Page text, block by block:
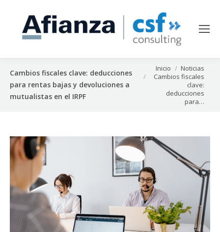
Cambios fiscales clave: deducciones
para rentas bajas y devoluciones a
mutualistas en el IRPF
Estás aquí:
Inicio
Noticias
Cambios fiscales
clave:
deducciones
para…